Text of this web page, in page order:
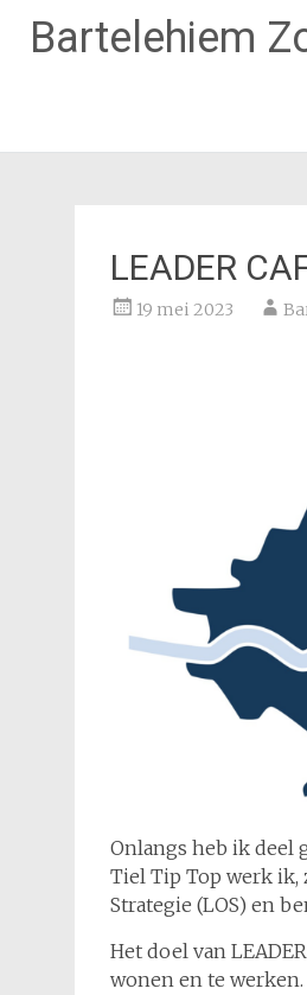
Bartelehiem
LEADER
19 mei 2023
Onlangs heb ik deel
Tiel Tip Top werk ik,
Strategie (LOS) en
Het doel van
wonen en te